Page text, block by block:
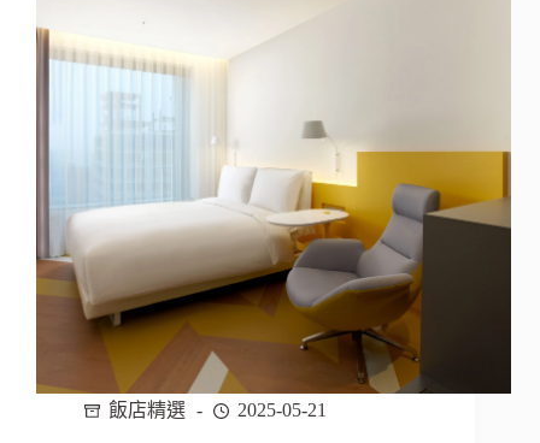
山
城
區
城
飯店精選 2025-05-21